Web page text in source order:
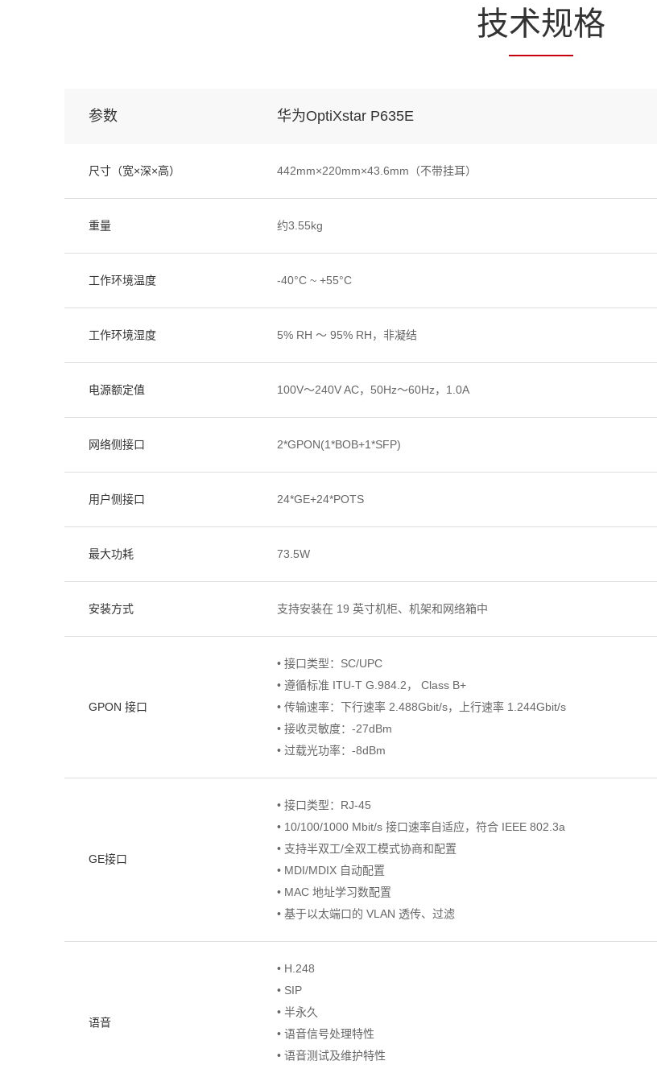
技术规格
参数 华为OptiXstar P635E
尺寸（宽×深×高） 442mm×220mm×43.6mm（不带挂耳）
重量 约3.55kg
工作环境温度 -40°C ~ +55°C
工作环境湿度 5% RH ～ 95% RH，非凝结
电源额定值 100V～240V AC，50Hz～60Hz，1.0A
网络侧接口 2*GPON(1*BOB+1*SFP)
用户侧接口 24*GE+24*POTS
最大功耗 73.5W
安装方式 支持安装在 19 英寸机柜、机架和网络箱中
GPON 接口
• 接口类型：SC/UPC
• 遵循标准 ITU-T G.984.2， Class B+
• 传输速率：下行速率 2.488Gbit/s，上行速率 1.244Gbit/s
• 接收灵敏度：-27dBm
• 过载光功率：-8dBm
GE接口
• 接口类型：RJ-45
• 10/100/1000 Mbit/s 接口速率自适应，符合 IEEE 802.3a
• 支持半双工/全双工模式协商和配置
• MDI/MDIX 自动配置
• MAC 地址学习数配置
• 基于以太端口的 VLAN 透传、过滤
语音
• H.248
• SIP
• 半永久
• 语音信号处理特性
• 语音测试及维护特性